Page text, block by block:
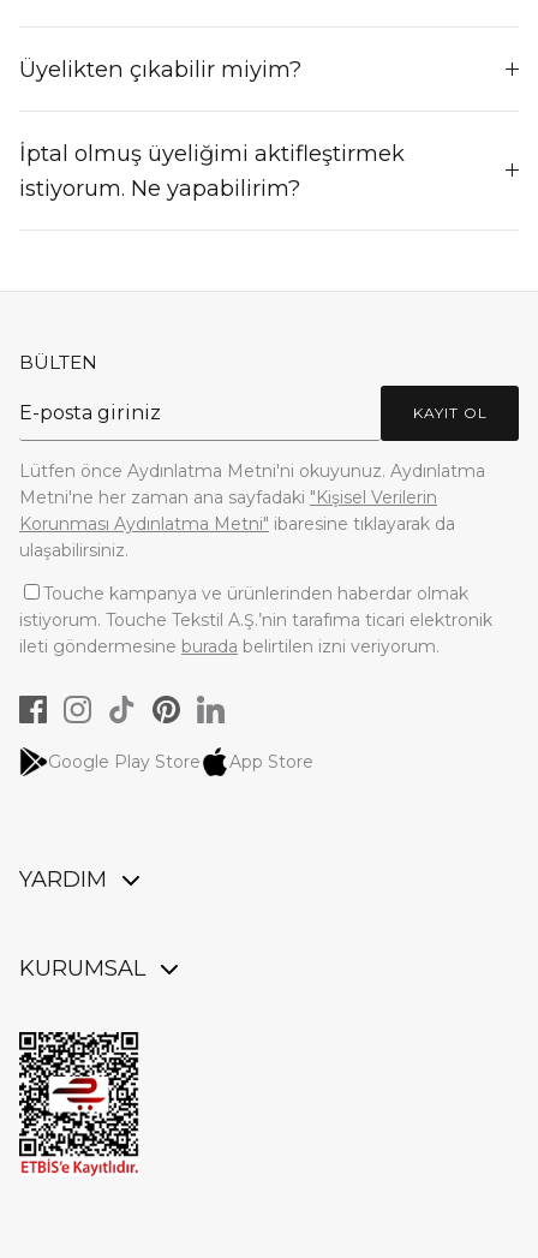
Üyelikten çıkabilir miyim?
İptal olmuş üyeliğimi aktifleştirmek
istiyorum. Ne yapabilirim?
BÜLTEN
KAYIT OL
Lütfen önce Aydınlatma Metni'ni okuyunuz. Aydınlatma
Metni'ne her zaman ana sayfadaki "Kişisel Verilerin
Korunması Aydınlatma Metni" ibaresine tıklayarak da
ulaşabilirsiniz.
Touche kampanya ve ürünlerinden haberdar olmak
istiyorum. Touche Tekstil A.Ş.’nin tarafıma ticari elektronik
ileti göndermesine burada belirtilen izni veriyorum.
Google Play Store App Store
YARDIM
Mağazalarımız
Sıkça Sorulan Sorular
Bize Ulaşın
Blog
KURUMSAL
Aydınlatma Metni
Mesafeli Satış Sözleşmesi
Ticari Elektronik İleti İzni
Çerez Politikası
Ön Bilgilendirme Formu